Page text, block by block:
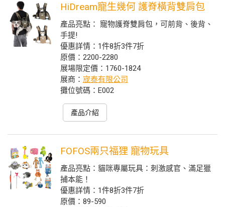
HiDream寵生幾何 護脊橫背雙肩包
產品亮點： 寵物護脊雙肩包，可前背、後背、
手提!
優惠詳情：1件8折3件7折
原價：2200-2280
展場限定價：1760-1824
展商： 宬泰有限公司
攤位號碼：E002
產品介紹
FOFOS兩只福狸 寵物玩具
產品亮點：貓咪專屬玩具：刺激感官、滿足獵
捕本能！
優惠詳情：1件8折3件7折
原價：89-590